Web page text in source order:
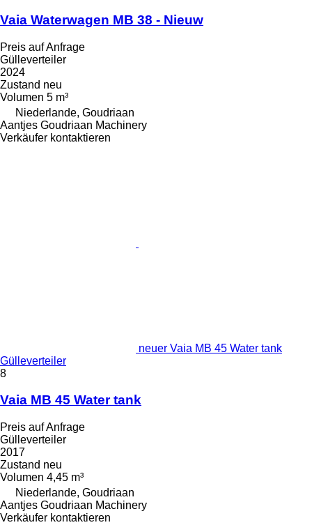
Vaia Waterwagen MB 38 - Nieuw
Preis auf Anfrage
Gülleverteiler
2024
Zustand neu
Volumen 5 m³
Niederlande, Goudriaan
Aantjes Goudriaan Machinery
Verkäufer kontaktieren
neuer Vaia MB 45 Water tank
Gülleverteiler
8
Vaia MB 45 Water tank
Preis auf Anfrage
Gülleverteiler
2017
Zustand neu
Volumen 4,45 m³
Niederlande, Goudriaan
Aantjes Goudriaan Machinery
Verkäufer kontaktieren